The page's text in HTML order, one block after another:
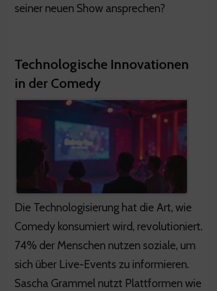
seiner neuen Show ansprechen?
Technologische Innovationen
in der Comedy
Die Technologisierung hat die Art, wie
Comedy konsumiert wird, revolutioniert.
74% der Menschen nutzen soziale, um
sich über Live-Events zu informieren.
Sascha Grammel nutzt Plattformen wie